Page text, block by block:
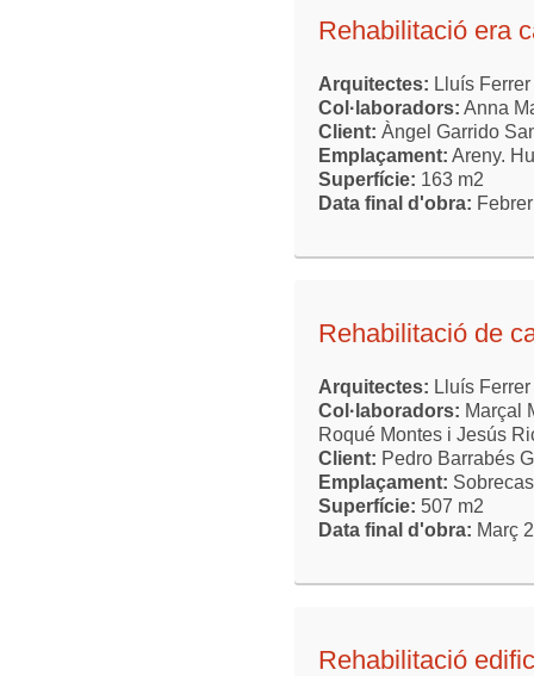
Rehabilitació era
Arquitectes: Lluís
Col·laboradors: Anna
Client: Àngel Garrido
Emplaçament: Areny.
Superfície: 163 m2
Data final d'obra:
Rehabilitació de
Arquitectes: Lluís
Col·laboradors: Marçal
Roqué Montes i Jesús
Client: Pedro Barrabés
Emplaçament:
Superfície: 507 m2
Data final d'obra: Març
Rehabilitació